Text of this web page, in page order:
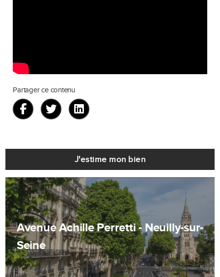
Partager ce contenu
J'estime mon bien
Avenue Achille Perretti - Neuilly-sur-
Seine